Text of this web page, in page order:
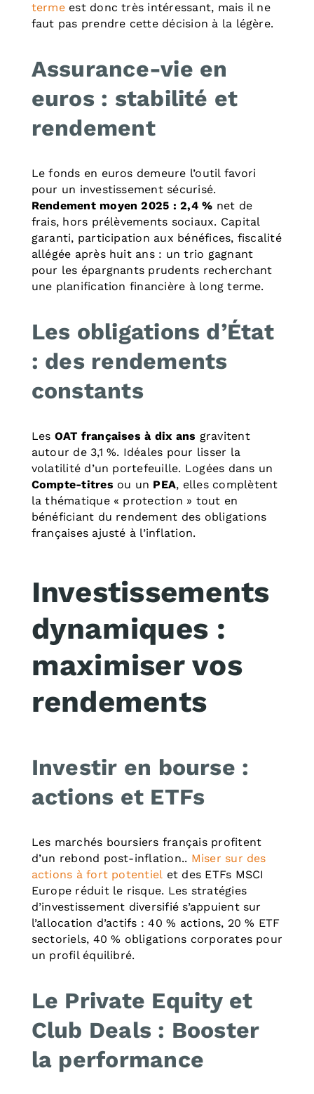
termeest donc très intéressant, mais il ne
faut pas prendre cette décision à la légère.
Assurance-vie en
euros : stabilité et
rendement
Le fonds en euros demeure l’outil favori
pour un investissement sécurisé.
Rendement moyen 2025 : 2,4 % net de
frais, hors prélèvements sociaux. Capital
garanti, participation aux bénéfices, fiscalité
allégée après huit ans : un trio gagnant
pour les épargnants prudents recherchant
une planification financière à long terme.
Les obligations d’État
: des rendements
constants
Les OAT françaises à dix ans gravitent
autour de 3,1 %. Idéales pour lisser la
volatilité d’un portefeuille. Logées dans un
Compte-titres ou un PEA, elles complètent
la thématique « protection » tout en
bénéficiant du rendement des obligations
françaises ajusté à l’inflation.
Investissements
dynamiques :
maximiser vos
rendements
Investir en bourse :
actions et ETFs
Les marchés boursiers français profitent
d’un rebond post-inflation.. Miser sur des
actions à fort potentiel et des ETFs MSCI
Europe réduit le risque. Les stratégies
d’investissement diversifié s’appuient sur
l’allocation d’actifs : 40 % actions, 20 % ETF
sectoriels, 40 % obligations corporates pour
un profil équilibré.
Le Private Equity et
Club Deals : Booster
la performance